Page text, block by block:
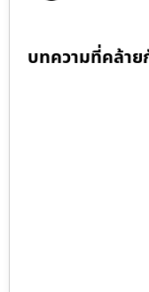
บทความที่คล้าย